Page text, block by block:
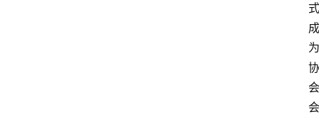
式
成
为
协
会
会